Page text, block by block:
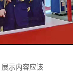
示内容应该